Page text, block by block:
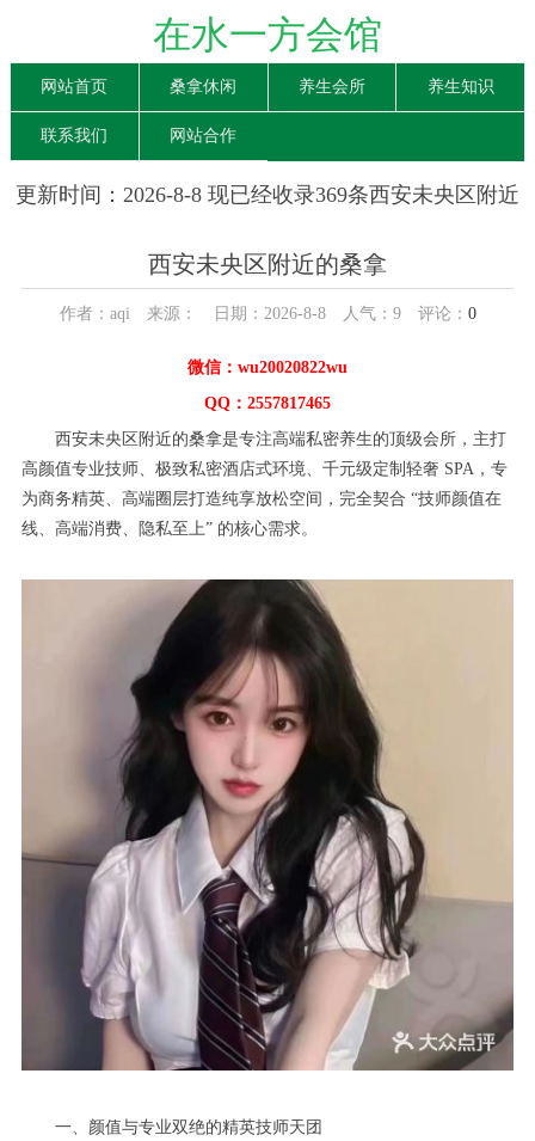
在水一方会馆
网站首页 桑拿休闲 养生会所 养生知识
联系我们 网站合作
更新时间：2026-8-8 现已经收录369条西安未央区附近
西安未央区附近的桑拿
作者：aqi 来源： 日期：2026-8-8 人气： 9评论： 0
微信：wu20020822wu
QQ：2557817465
西安未央区附近的桑拿是专注高端私密养生的顶级会所，主打
高颜值专业技师、极致私密酒店式环境、千元级定制轻奢 SPA，专
为商务精英、高端圈层打造纯享放松空间，完全契合 “技师颜值在
线、高端消费、隐私至上” 的核心需求。
一、颜值与专业双绝的精英技师天团